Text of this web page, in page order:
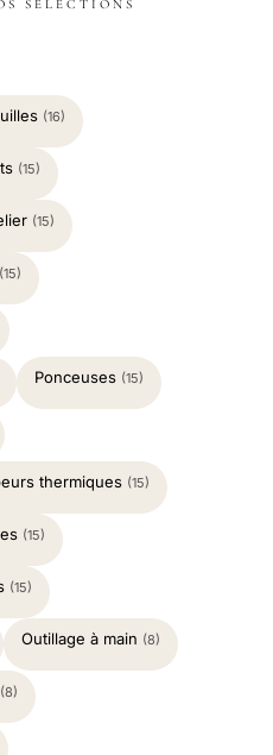
SÉLECTIONS
(16)
(15)
(15)
(15)
Ponceuses (15)
thermiques (15)
(15)
(15)
Outillage à main (8)
(8)